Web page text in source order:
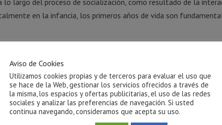
lo largo del proceso de socialización, como resultado de la
en la infancia, los primeros años de vida son
¿Qué consecuencias puede tener un escaso desarrollo
excesiva y dificultad para hacer amigos y relacionarse.
pueden tener problemas de autoestima. La imagen que se forman de
su autoestima bajará.
tendrán dificultades para saber y poder expresar lo que desean y
Aviso de Cookies
Utilizamos cookies propias y de terceros para evaluar el uso que
se hace de la Web, gestionar los servicios ofrecidos a través de
la misma, los espacios y ofertas publicitarias, el uso de las redes
sociales y analizar las preferencias de navegación. Si usted
continua navegando, consideramos que acepta su uso.